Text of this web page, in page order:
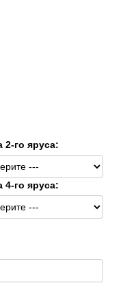
2-го яруса:
4-го яруса: